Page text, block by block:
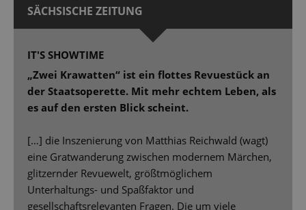
SÄCHSISCHE ZEITUNG
IT'S SHOWTIME
„Zwei Krawatten“ ist ein flottes Revuestück an
der Staatsoperette. Mit mehr echtem Leben, als
es auf den ersten Blick scheint.
[…] die Inszenierung von Matthias Reichwald (wagt)
eine Gratwanderung zwischen modernem Märchen,
glitzernder Revuewelt, größtmöglichem
Unterhaltungs- und Spaßfaktor und
gesellschaftsrelevanten Fragen. Die um viele